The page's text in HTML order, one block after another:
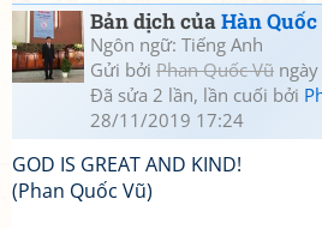
Bản dịch củaHàn
Ngôn ngữ: Tiếng Anh
Gửi bởi Phan Quốc Vũ
Đã sửa 2 lần, lần cuối bởi
28/11/2019 17:24
GOD IS GREAT AND KIND!
(Phan Quốc Vũ)